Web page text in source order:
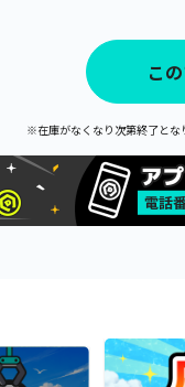
こ
※在庫がなくなり次第終了とな